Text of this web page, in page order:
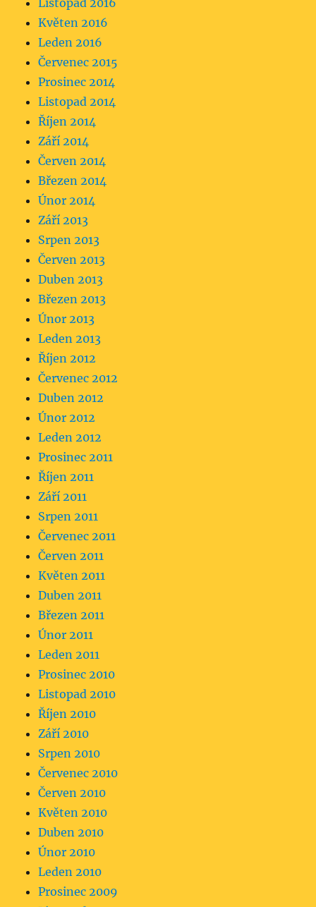
Listopad 2016
Květen 2016
Leden 2016
Červenec 2015
Prosinec 2014
Listopad 2014
Říjen 2014
Září 2014
Červen 2014
Březen 2014
Únor 2014
Září 2013
Srpen 2013
Červen 2013
Duben 2013
Březen 2013
Únor 2013
Leden 2013
Říjen 2012
Červenec 2012
Duben 2012
Únor 2012
Leden 2012
Prosinec 2011
Říjen 2011
Září 2011
Srpen 2011
Červenec 2011
Červen 2011
Květen 2011
Duben 2011
Březen 2011
Únor 2011
Leden 2011
Prosinec 2010
Listopad 2010
Říjen 2010
Září 2010
Srpen 2010
Červenec 2010
Červen 2010
Květen 2010
Duben 2010
Únor 2010
Leden 2010
Prosinec 2009